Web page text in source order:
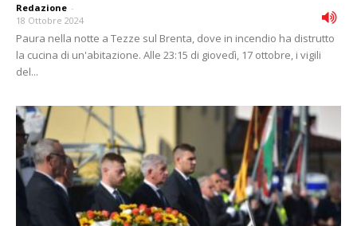
Redazione -
18 Ottobre 2024
Paura nella notte a Tezze sul Brenta, dove in incendio ha distrutto
la cucina di un'abitazione. Alle 23:15 di giovedì, 17 ottobre, i vigili
del...